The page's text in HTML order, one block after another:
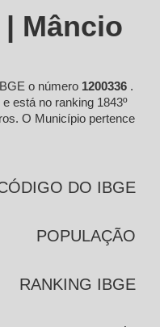
Mâncio
o número 1200336 .
está no ranking 1843º
O Município pertence
DO IBGE
POPULAÇÃO
RANKING IBGE